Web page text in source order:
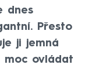
dnes
Přesto
ji jemná
moc ovládat